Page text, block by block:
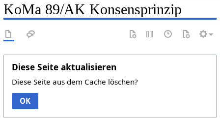
KoMa 89/AK Konsensprinzip
Diese Seite aktualisieren
Diese Seite aus dem Cache löschen?
OK